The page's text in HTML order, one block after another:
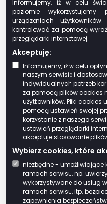
Informujemy, iż w celu
poziomie
urządzeniach
kontrolować za pomocą
przeglądarki internetowej.
Akceptuję:
Informujemy, iż w celu
naszym serwisie i
indywidualnych potrzeb
za pomocą plików cookies
użytkowników. Pliki cookies
pomocą ustawień swojej
korzystanie z naszego
ustawień przeglądarki
akceptuje stosowanie
Wybierz cookies, które
niezbędne - umożliwiające
ramach serwisu, np.
wykorzystywane do
ramach serwisu, itp.
zapewnienia
podatku leśnym,
instytuty
przedsiębiorców
badawczo-
zasadach
niektórych
działalności
do przedmiotów
na cele
rozwojowych,
Krajowy Zasób
Rada gminy w
również inne
uwzględnieniem
pomocy publicznej.